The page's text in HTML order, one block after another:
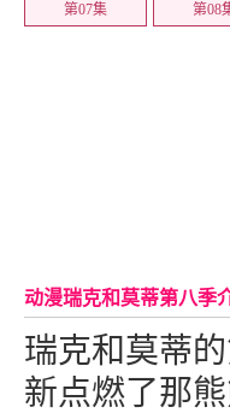
第07集 第08
动漫瑞克和莫蒂第八季
瑞克和莫蒂
新点燃了那